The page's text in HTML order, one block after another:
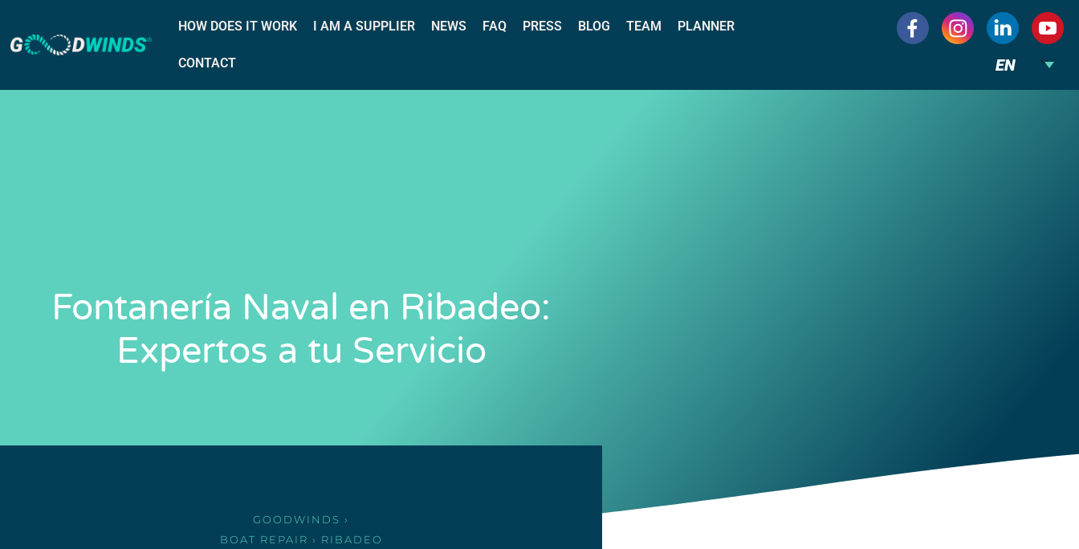
HOW DOES IT WORK I AM A SUPPLIER NEWS FAQ PRESS BLOG TEAM PLANNER
CONTACT EN
Fontanería Naval en Ribadeo:
Expertos a tu Servicio
GOODWINDS ›
BOAT REPAIR › RIBADEO